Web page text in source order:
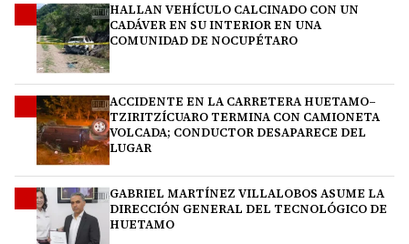
HALLAN VEHÍCULO CALCINADO CON UN
CADÁVER EN SU INTERIOR EN UNA
COMUNIDAD DE NOCUPÉTARO
ACCIDENTE EN LA CARRETERA HUETAMO–
TZIRITZÍCUARO TERMINA CON CAMIONETA
VOLCADA; CONDUCTOR DESAPARECE DEL
LUGAR
GABRIEL MARTÍNEZ VILLALOBOS ASUME LA
DIRECCIÓN GENERAL DEL TECNOLÓGICO DE
HUETAMO